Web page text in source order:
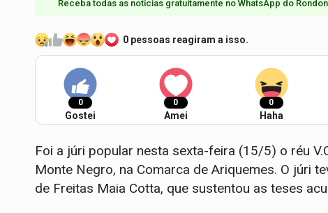
Receba todas as notícias gratuitamente no WhatsApp do
0 pessoas reagiram a isso.
0
Gostei
0
Amei
0
Haha
Foi a júri popular nesta sexta-feira (15/5) o réu
Monte Negro, na Comarca de Ariquemes. O júri
de Freitas Maia Cotta, que sustentou as teses